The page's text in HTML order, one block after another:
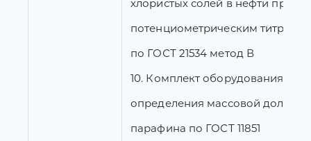
хлористых солей в нефти
потенциометрическим
по ГОСТ 21534 метод В
10. Комплект оборудования для
определения массовой доли
парафина по ГОСТ 11851